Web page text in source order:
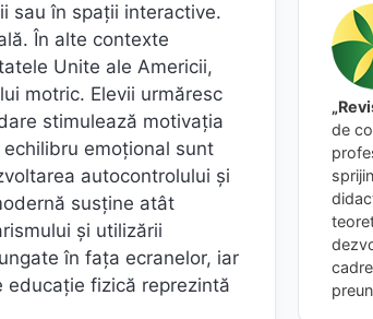
sau în spații interactive.
În alte contexte
Unite ale Americii,
motric. Elevii urmăresc
stimulează motivația
emoțional sunt
autocontrolului și
susține atât
și utilizării
în fața ecranelor, iar
educație fizică reprezintă
de